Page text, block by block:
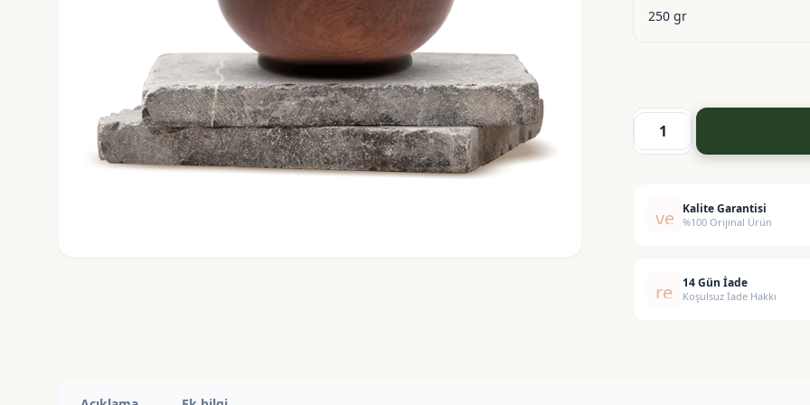
Çamur
verified
Kalite Garantisi
%100 Orijinal Ürün
replay14 Gün İade
Koşulsuz İade Hakkı